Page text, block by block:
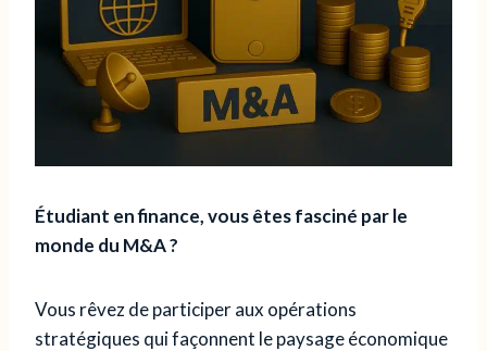
Étudiant en finance, vous êtes fasciné par le
monde du M&A ?
Vous rêvez de participer aux opérations
stratégiques qui façonnent le paysage économique